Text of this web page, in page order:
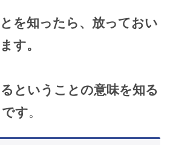
を知ったら、放っておい
す。
ということの意味を知る
す。